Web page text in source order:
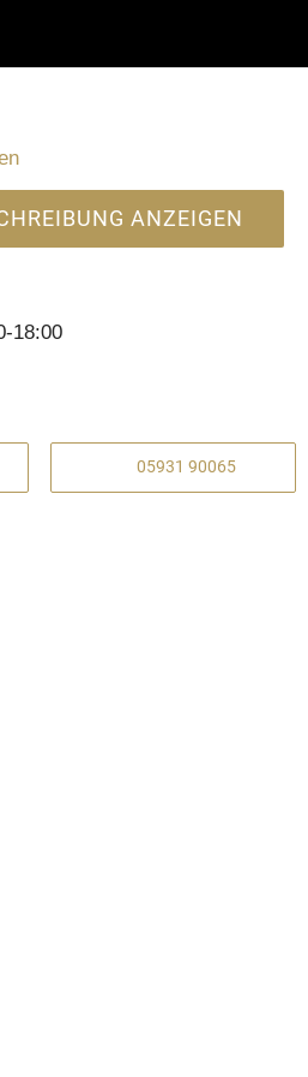
ANZEIGEN
18:00
05931 90065